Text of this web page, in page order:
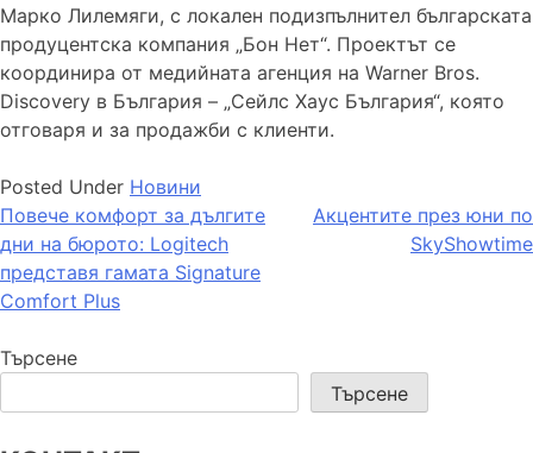
Марко Лилемяги, с локален подизпълнител българската
продуцентска компания „Бон Нет“. Проектът се
координира от медийната агенция на Warner Bros.
Discovery в България – „Сейлс Хаус България“, която
отговаря и за продажби с клиенти.
Posted Under Новини
Навигация
Повече комфорт за дългите
дни на бюрото: Logitech
представя гамата Signature
Comfort Plus
Акцентите през юни по
SkyShowtime
Търсене
Търсене